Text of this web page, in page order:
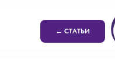
← СТАТЬИ